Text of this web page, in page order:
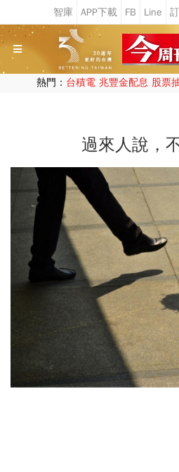
熱門： 台積電 兆豐金配息 股票
過來人說，